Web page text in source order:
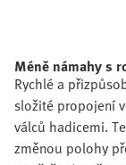
Méně námahy s
Rychlé a
složité propojení
válců hadicemi.
změnou polohy